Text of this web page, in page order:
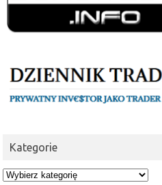
Kategorie
Kategorie